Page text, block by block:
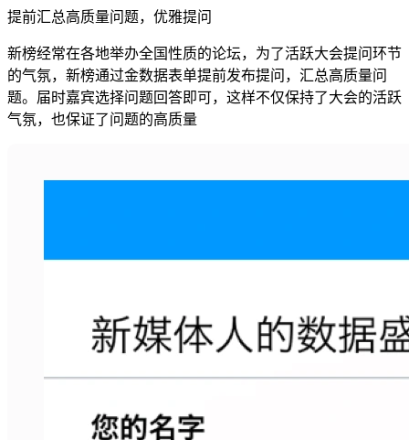
提前汇总高质量问题，优雅提问
新榜经常在各地举办全国性质的论坛，为了活跃大会提问环节
的气氛，新榜通过金数据表单提前发布提问，汇总高质量问
题。届时嘉宾选择问题回答即可，这样不仅保持了大会的活跃
气氛，也保证了问题的高质量